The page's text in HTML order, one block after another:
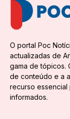
O portal Poc
actualizadas de
gama de tópicos.
de conteúdo e a
recurso essencial
informados.